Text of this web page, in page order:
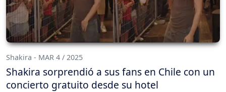
Shakira - MAR 4 / 2025
Shakira sorprendió a sus fans en Chile con un
concierto gratuito desde su hotel